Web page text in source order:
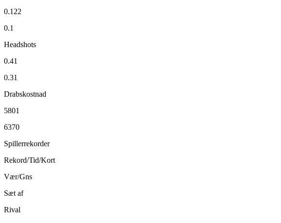
0.122
0.1
Headshots
0.41
0.31
Drabskostnad
5801
6370
Spillerrekorder
Rekord/Tid/Kort
Vær/Gns
Sæt af
Rival